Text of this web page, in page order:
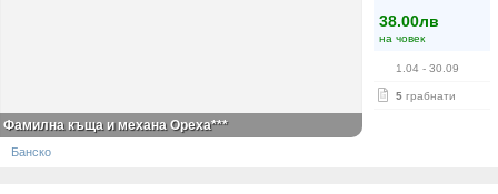
38.00лв
на човек
1.04 - 30.09
5 грабнати
Фамилна къща и механа Ореха***
Банско